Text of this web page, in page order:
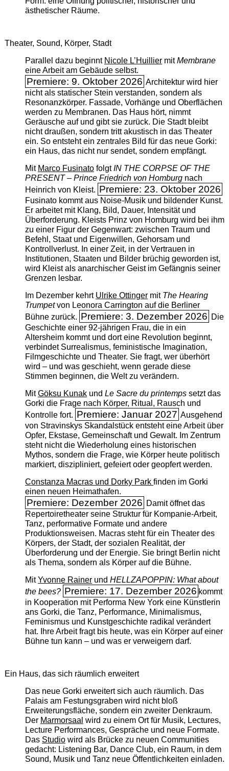
ästhetischer Räume.
Theater, Sound, Körper, Stadt
Parallel dazu beginnt Nicole L’Huilliermit ­Membrane
eine Arbeit am Gebäude selbst.
Premiere: 9. Oktober 2026 Architektur wird hier
nicht als statischer Stein verstanden, sondern als
Resonanzkörper. Fassade, Vorhänge und Oberflächen
werden zu Membranen. Das Haus hört, nimmt
Geräusche auf und gibt sie zurück. Die Stadt bleibt
nicht draußen, sondern tritt akustisch in das Theater
ein. So entsteht ein zentrales Bild für das neue Gorki:
ein Haus, das nicht nur sendet, sondern empfängt.
Mit Marco FusinatofolgtIN THE CORPSE OF THE
PRESENT – Prince Friedrich von Homburgnach
Heinrich von Kleist. Premiere: 23. Oktober 2026
Fusinato kommt aus Noise-Musik und bildender Kunst.
Er arbeitet mit Klang, Bild, Dauer, Intensität und
Überforderung. Kleists Prinz von Homburg wird bei ihm
zu einer Figur der Gegenwart: zwischen Traum und
Befehl, Staat und Eigenwillen, Gehorsam und
Kontrollverlust. In einer Zeit, in der Vertrauen in
Institutionen, Staaten und Bilder brüchig geworden ist,
wird Kleist als anarchischer Geist im Gefängnis seiner
Grenzen lesbar.
Im Dezember kehrt Ulrike Ottingermit The ­Hearing
Trumpetvon Leonora Carrington auf die Berliner
Bühne zurück. Premiere: 3. Dezember 2026 Die
Geschichte einer 92-jährigen Frau, die in ein
Altersheim kommt und dort eine Revolution beginnt,
verbindet Surrealismus, feministische Imagination,
Filmgeschichte und Theater. Sie fragt, wer überhört
wird – und was geschieht, wenn gerade diese
Stimmen beginnen, die Welt zu verändern.
MitGöksu Kunakund Le Sacre du printempssetzt das
Gorki die Frage nach Körper, Ritual, Rausch und
Kontrolle fort. Premiere: Januar 2027 Ausgehend
von Stravinskys Skandalstück entsteht eine Arbeit über
Opfer, Ekstase, Gemeinschaft und Gewalt. Im Zentrum
steht nicht die Wiederholung eines historischen
Mythos, sondern die Frage, wie Körper heute politisch
markiert, diszipliniert, gefeiert oder geopfert werden.
Constanza Macras und Dorky Park finden im Gorki
einen neuen Heimathafen.
Premiere: Dezember 2026 Damit öffnet das
Repertoiretheater seine Struktur für Kompanie-Arbeit,
Tanz, performative Formate und andere
Produktionsweisen. Macras steht für ein Theater des
Körpers, der Stadt, der sozialen Realität, der
Überforderung und der Energie. Sie bringt Berlin nicht
als Thema, sondern als Körper auf die Bühne.
MitYvonne Rainerund HELLZAPOPPIN: What about
the bees? Premiere: 17. Dezember 2026 kommt
in Kooperation mit Performa New York eine Künstlerin
ans Gorki, die Tanz, Performance, Minimalismus,
Feminismus und Kunstgeschichte radikal verändert
hat. Ihre Arbeit fragt bis heute, was ein Körper auf einer
Bühne tun kann – und was er verweigern darf.
Ein Haus, das sich räumlich erweitert
Das neue Gorki erweitert sich auch räumlich. Das
Palais am Festungsgraben wird nicht bloß
Erweiterungsfläche, sondern ein zweiter Denkraum.
Der Marmorsaal wird zu einem Ort für Musik, Lectures,
Lecture Performances, Gespräche und neue Formate.
Das Studiowird als Brücke zu neuen Communities
gedacht: Listening Bar, Dance Club, ein Raum, in dem
Sound, Musik und Tanz neue Öffentlichkeiten einladen.